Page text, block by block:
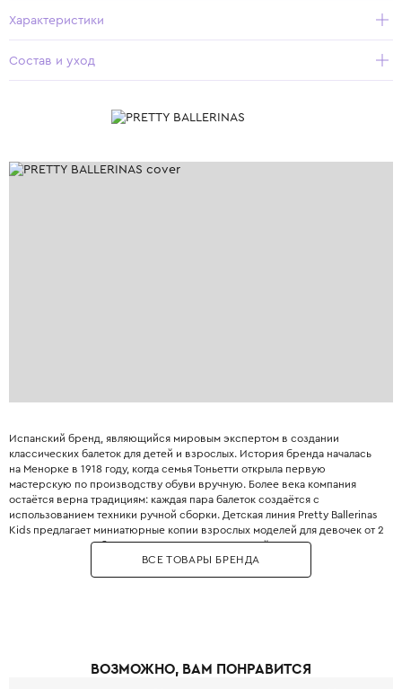
Характеристики
Состав и уход
Испанский бренд, являющийся мировым экспертом в создании
классических балеток для детей и взрослых. История бренда началась
на Менорке в 1918 году, когда семья Тоньетти открыла первую
мастерскую по производству обуви вручную. Более века компания
остаётся верна традициям: каждая пара балеток создаётся с
использованием техники ручной сборки. Детская линия Pretty Ballerinas
Kids предлагает миниатюрные копии взрослых моделей для девочек от 2
до 12 лет. Балетки бренда отличаются невероятной мягкостью и
эластичностью благодаря кожаной стельке и отсутствию жёсткого
ранта. Для пошива используются натуральная телячья кожа, замша,
отличает потрясающая износостойкость: балетки сохраняют форму
ВСЕ ТОВАРЫ БРЕНДА
ВОЗМОЖНО, ВАМ ПОНРАВИТСЯ